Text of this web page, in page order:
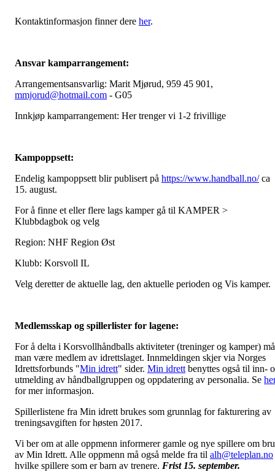
Kontaktinformasjon finner dere her.
Ansvar kamparrangement:
Arrangementsansvarlig: Marit Mjørud, 959 45 901,
mmjorud@hotmail.com - G05
Innkjøp kamparrangement: Her trenger vi 1-2 frivillige
Kampoppsett:
Endelig kampoppsett blir publisert på https://www.handball.no/ca
15. august.
For å finne et eller flere lags kamper gå til KAMPER >
Klubbdagbok og velg
Region: NHF Region Øst
Klubb: Korsvoll IL
Velg deretter de aktuelle lag, den aktuelle perioden og Vis kamper.
Medlemsskap og spillerlister for lagene:
For å delta i Korsvollhåndballs aktiviteter (treninger og kamper) må
man være medlem av idrettslaget. Innmeldingen skjer via Norges
Idrettsforbunds "Min idrett" sider. Min idrett benyttes også til inn-
utmelding av håndballgruppen og oppdatering av personalia. Se
for mer informasjon.
Spillerlistene fra Min idrett brukes som grunnlag for fakturering av
treningsavgiften for høsten 2017.
Vi ber om at alle oppmenn informerer gamle og nye spillere om
av Min Idrett. Alle oppmenn må også melde fra til alh@teleplan.no
hvilke spillere som er barn av trenere. Frist 15. september.